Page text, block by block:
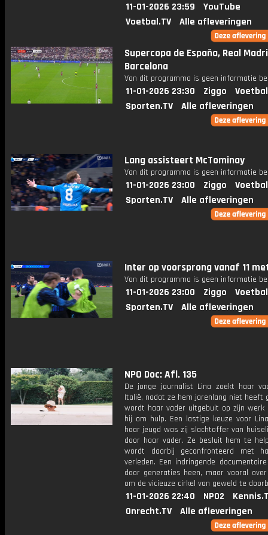
11-01-2026 23:59
YouTube
Voetbal.TV
Alle afleveringen
Supercopa de España, Real
Barcelona
Van dit programma is geen informatie
11-01-2026 23:30 Ziggo
Sporten.TV
Alle afleveringen
Lang assisteert McTominay
Van dit programma is geen informatie
11-01-2026 23:00 Ziggo
Sporten.TV
Alle afleveringen
Inter op voorsprong vanaf 11
Van dit programma is geen informatie
11-01-2026 23:00 Ziggo
Sporten.TV
Alle afleveringen
NPO Doc: Afl. 135
De jonge journalist Lina zoekt haar
Italië, nadat ze hem jarenlang niet heeft
wordt haar vader uitgebuit op zijn werk
hij om hulp. Een lastige keuze voor
haar jeugd was zij slachtoffer van
door haar vader. Ze besluit hem te
wordt daarbij geconfronteerd met
verleden. Een indringende
door generaties heen, maar vooral
om de vicieuze cirkel van geweld te
11-01-2026 22:40 NPO2
Onrecht.TV
Alle afleveringen